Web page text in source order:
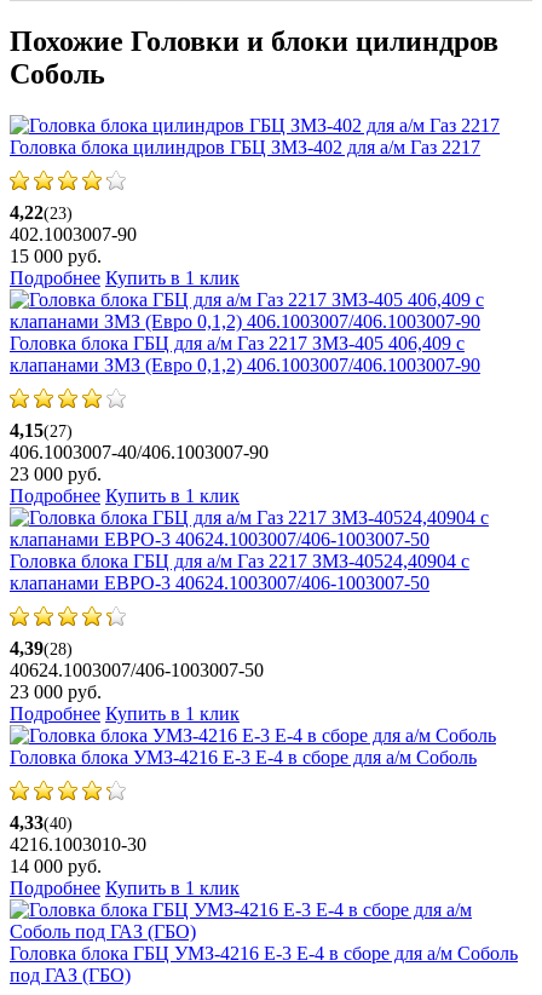
Похожие Головки и блоки цилиндров
Соболь
Головка блока цилиндров ГБЦ ЗМЗ-402 для а/м Газ 2217
4,22(23)
402.1003007-90
15 000 руб.
Подробнее Купить в 1 клик
Головка блока ГБЦ для а/м Газ 2217 ЗМЗ-405 406,409 с
клапанами ЗМЗ (Евро 0,1,2) 406.1003007/406.1003007-90
4,15(27)
406.1003007-40/406.1003007-90
23 000 руб.
Подробнее Купить в 1 клик
Головка блока ГБЦ для а/м Газ 2217 ЗМЗ-40524,40904 с
клапанами ЕВРО-3 40624.1003007/406-1003007-50
4,39(28)
40624.1003007/406-1003007-50
23 000 руб.
Подробнее Купить в 1 клик
Головка блока УМЗ-4216 Е-3 Е-4 в сборе для а/м Соболь
4,33(40)
4216.1003010-30
14 000 руб.
Подробнее Купить в 1 клик
Головка блока ГБЦ УМЗ-4216 Е-3 Е-4 в сборе для а/м Соболь
под ГАЗ (ГБО)